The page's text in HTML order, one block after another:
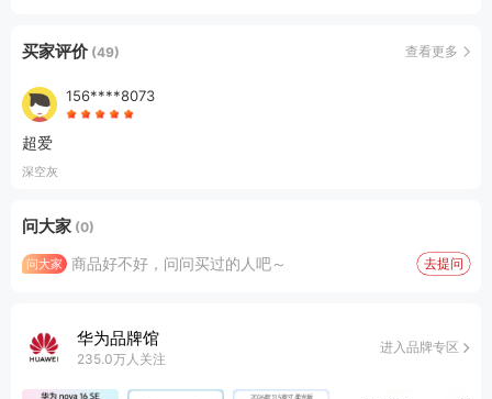
买家评价 (49) 查看更多
156****8073
超爱
深空灰
问大家 (0)
问大家 商品好不好，问问买过的人吧～ 去提问
华为品牌馆
235.0万人关注
进入品牌专区